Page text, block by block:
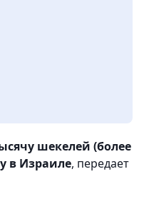
шекелей (более
в Израиле, передает